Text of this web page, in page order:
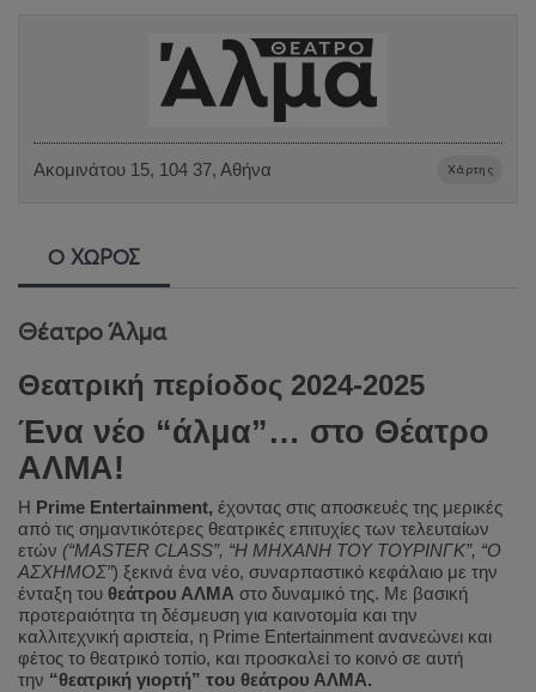
Ακομινάτου 15, 104 37, Αθήνα Χάρτης
Ο ΧΩΡΟΣ
Θέατρο Άλμα
Θεατρική περίοδος 2024-2025
Ένα νέο “άλμα”… στο Θέατρο
ΑΛΜΑ!
Η Prime Entertainment, έχοντας στις αποσκευές της μερικές
από τις σημαντικότερες θεατρικές επιτυχίες των τελευταίων
ετών (“MASTER CLASS”, “Η ΜΗΧΑΝΗ ΤΟΥ ΤΟΥΡΙΝΓΚ”, “Ο
ΑΣΧΗΜΟΣ”) ξεκινά ένα νέο, συναρπαστικό κεφάλαιο με την
ένταξη του θεάτρου ΑΛΜΑ στο δυναμικό της. Με βασική
προτεραιότητα τη δέσμευση για καινοτομία και την
καλλιτεχνική αριστεία, η Prime Entertainment ανανεώνει και
φέτος το θεατρικό τοπίο, και προσκαλεί το κοινό σε αυτή
την “θεατρική γιορτή” του θεάτρου ΑΛΜΑ.